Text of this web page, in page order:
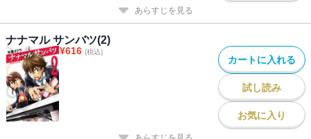
あらすじを見る
ナナマル サンバツ(2)
¥616 (税込)
カートに入れる
試し読み
お気に入り